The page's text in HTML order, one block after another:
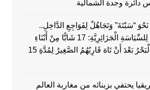
دائرة وجدة الشمالية
“سَبْتَةَ” وَتَجَاهُلٌ لِفَوَاجِعِ الدَّاخِلِ..
الْمُفَارَقَةُ الْقَاتِلَةُ لِلسِّيَاسَةِ الْجَزَائِرِيَّةِ: 17 شَابًّا مِنْ أَبْنَاءِ
الْجَزَائِرِ ابْتَلَعَهُمُ الْبَحْرُ بَعْدَ أَنْ تَاهَ قَارِبُهُمُ الصَّغِيرُ لِمُدَّةِ 15
يحتفي بزبنائه من مغاربة العالم